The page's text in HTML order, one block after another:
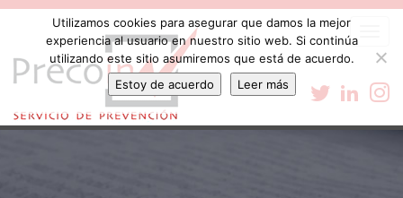
Utilizamos cookies para asegurar que damos la mejor
experiencia al usuario en nuestro sitio web. Si continúa
utilizando este sitio asumiremos que está de acuerdo.
Estoy de acuerdo
Leer más